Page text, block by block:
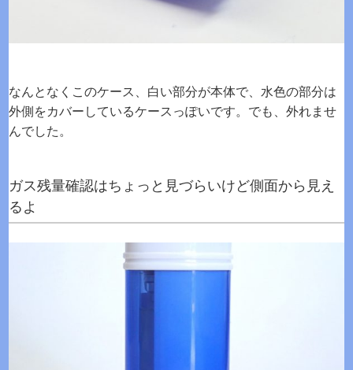
なんとなくこのケース、白い部分が本体で、水色の部分は
外側をカバーしているケースっぽいです。でも、外れませ
んでした。
ガス残量確認はちょっと見づらいけど側面から見え
るよ